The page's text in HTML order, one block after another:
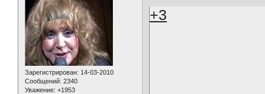
Зарегистрирован: 14-03-2010
Сообщений: 2340
Уважение: +1953
+3